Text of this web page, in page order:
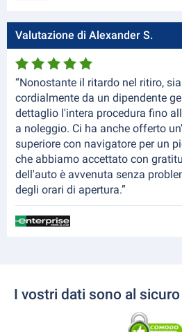
Valutazione di Alexander S.
“Nonostante il ritardo nel ritiro,
cordialmente da un dipendente
dettaglio l'intera procedura fino
a noleggio. Ci ha anche offerto
superiore con navigatore per un
che abbiamo accettato con
dell'auto è avvenuta senza
degli orari di apertura.”
I vostri dati sono al